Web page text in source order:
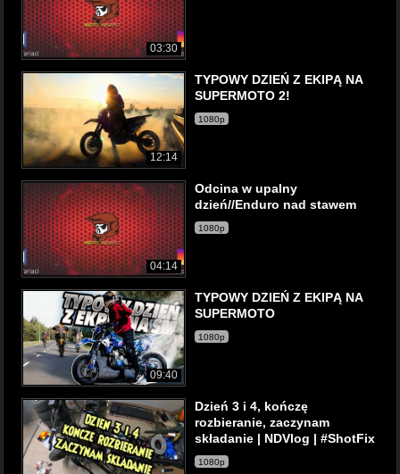
03:30
12:14
TYPOWY DZIEŃ Z EKIPĄ NA
SUPERMOTO 2!
1080p
04:14
Odcina w upalny
dzień//Enduro nad stawem
1080p
09:40
TYPOWY DZIEŃ Z EKIPĄ NA
SUPERMOTO
1080p
Dzień 3 i 4, kończę
rozbieranie, zaczynam
składanie | NDVlog | #ShotFix
1080p